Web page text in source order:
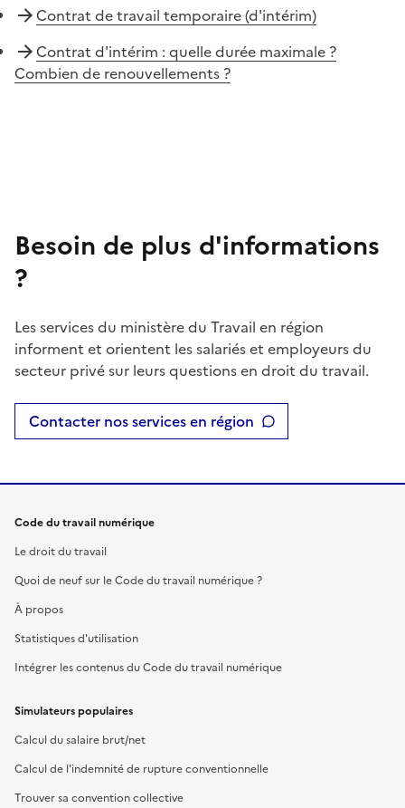
Contrat de travail temporaire (d'intérim)
Contrat d'intérim : quelle durée maximale ?
Combien de renouvellements ?
Besoin de plus d'informations
?
Les services du ministère du Travail en région
informent et orientent les salariés et employeurs du
secteur privé sur leurs questions en droit du travail.
Contacter nos services en région
Code du travail numérique
Le droit du travail
Quoi de neuf sur le Code du travail numérique ?
À propos
Statistiques d'utilisation
Intégrer les contenus du Code du travail numérique
Simulateurs populaires
Calcul du salaire brut/net
Calcul de l'indemnité de rupture conventionnelle
Trouver sa convention collective